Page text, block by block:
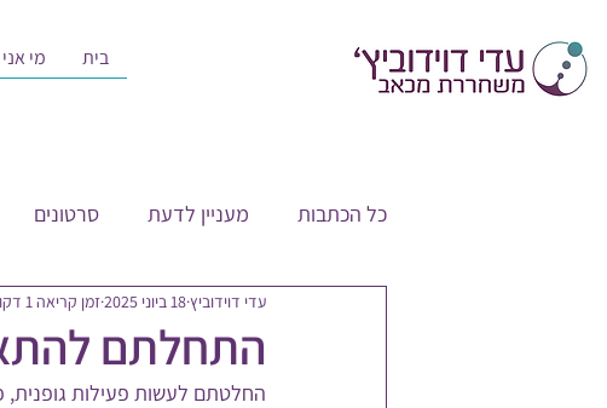
בית מי אני
כל הכתבות מעניין לדעת סרטונים
התחלתם
עדי דוידוביץ18 ביוני 2025 זמן קריאה 1 דקות
החלטתם לעשות פעילות